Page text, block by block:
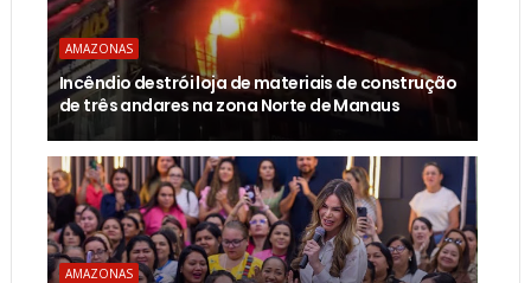
AMAZONAS
Incêndio destrói loja de materiais de construção
de três andares na zona Norte de Manaus
AMAZONAS